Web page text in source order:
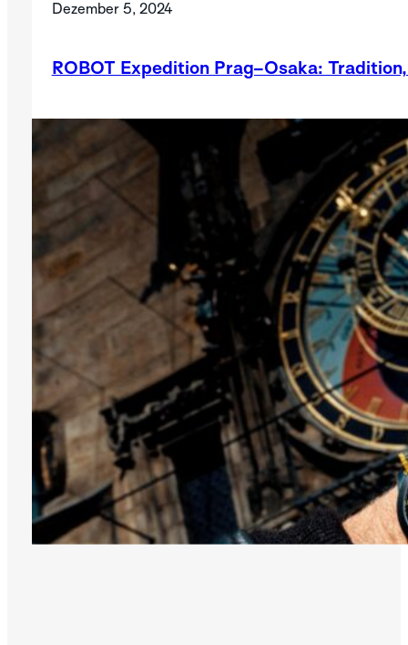
Dezember 5, 2024
ROBOT Expedition Prag–Osaka: